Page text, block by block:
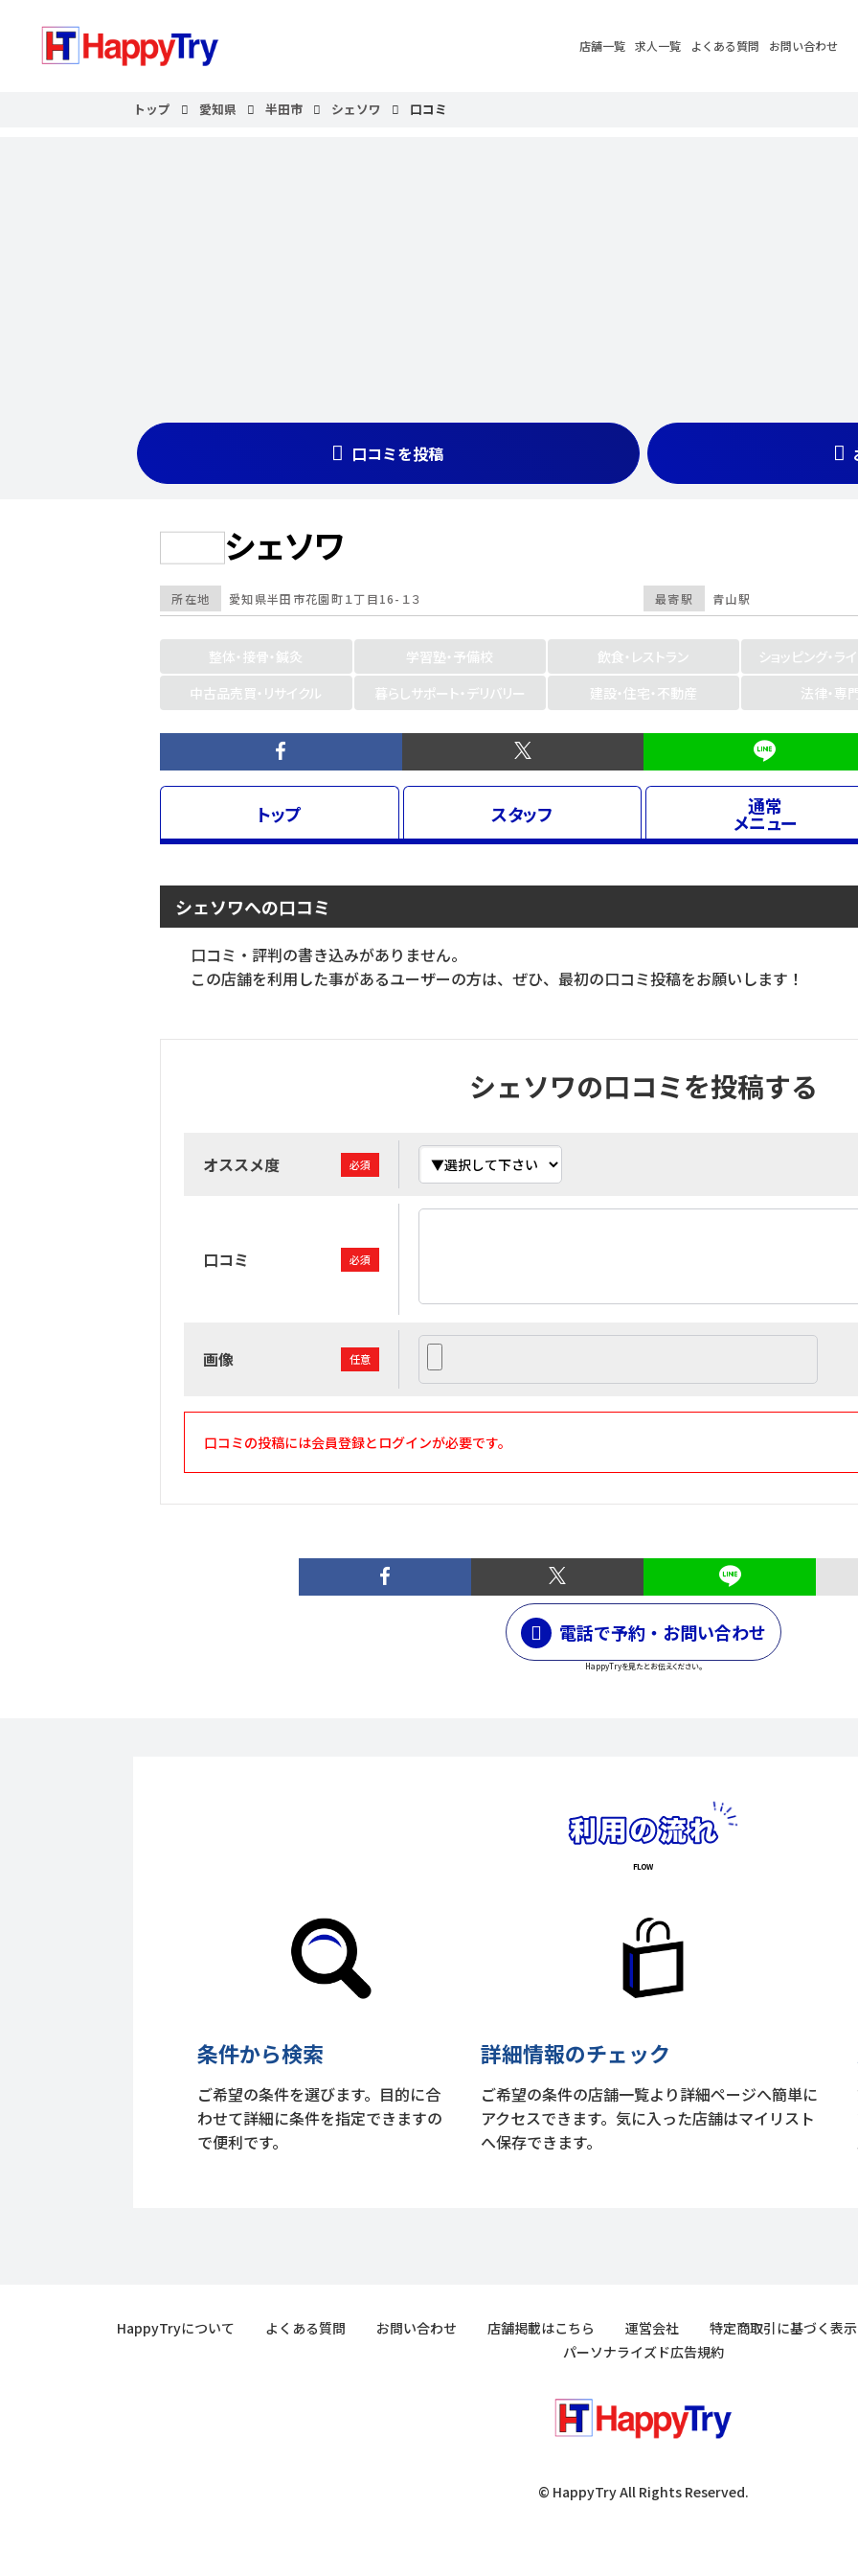
店舗一覧 求人一覧 よくある質問 お問い合わせ
トップ 愛知県 半田市 シェソワ 口コミ
口コミを投稿
シェソワ
最寄駅 青山駅
所在地 愛知県半田市花園町１丁目16-１３
整体・接骨・鍼灸 学習塾・予備校 飲食・レストラン
ショッピング・ラ
中古品売買・リサイクル
暮らしサポート・デリバリー 建設・住宅・不動産 法律・専
トップ スタッフ 通常
メニュー
シェソワへの口コミ
口コミ・評判の書き込みがありません。
この店舗を利用した事があるユーザーの方は、ぜひ、最初の口コミ投稿をお願いします！
シェソワの口コミを投稿する
オススメ度 必須
口コミ 必須
画像 任意
口コミの投稿には会員登録とログインが必要です。
電話で予約・お問い合わせ
HappyTryを見たとお伝えください。
条件から検索
ご希望の条件を選びます。目的に合
わせて詳細に条件を指定できますの
で便利です。
詳細情報のチェック
ご希望の条件の店舗一覧より詳細ページへ簡単に
アクセスできます。気に入った店舗はマイリスト
へ保存できます。
HappyTryについて よくある質問 お問い合わせ 店舗掲載はこちら 運営会社
特定商取引に基づく表示
パーソナライズド広告規約
© HappyTry All Rights Reserved.